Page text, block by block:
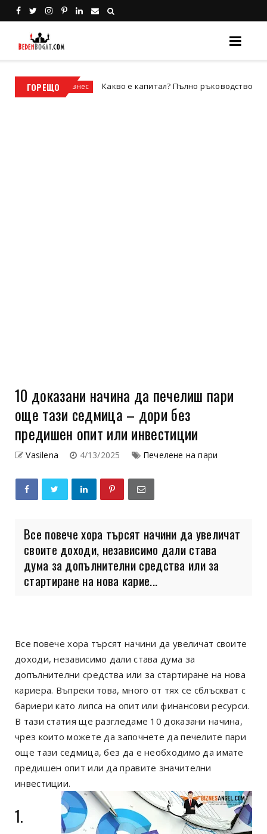
ГОРЕЩО
Бизнес Какво е капитал? Пълно ръководство за видовете
10 доказани начина да печелиш пари
още тази седмица – дори без
предишен опит или инвестиции
Vasilena 4/13/2025 Печелене на пари
Все повече хора търсят начини да увеличат
своите доходи, независимо дали става
дума за допълнителни средства или за
стартиране на нова карие...
Все повече хора търсят начини да увеличат своите
доходи, независимо дали става дума за
допълнителни средства или за стартиране на нова
кариера. Въпреки това, много от тях се сблъскват с
бариери като липса на опит или финансови ресурси.
В тази статия ще разгледаме 10 доказани начина,
чрез които можете да започнете да печелите пари
още тази седмица, без да е необходимо да имате
предишен опит или да правите значителни
инвестиции.
1.